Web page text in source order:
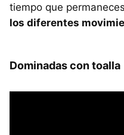
tiempo que
los diferentes
Dominadas con toalla